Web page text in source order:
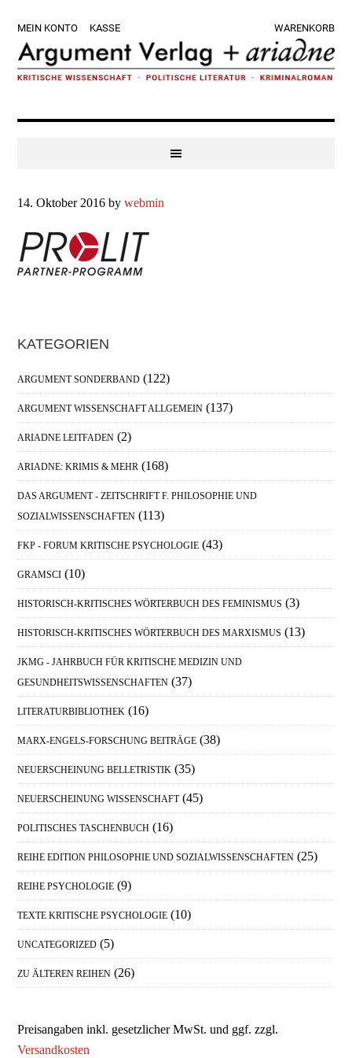
Hauptnavigation
springen
main
content
Hauptsidebar
springen
Fußzeile
springen
MEIN KONTO KASSE WARENKORB
14. Oktober 2016 bywebmin
Haupt-
Sidebar
KATEGORIEN
ARGUMENT SONDERBAND (122)
ARGUMENT WISSENSCHAFT ALLGEMEIN (137)
ARIADNE LEITFADEN (2)
ARIADNE: KRIMIS & MEHR (168)
DAS ARGUMENT - ZEITSCHRIFT F. PHILOSOPHIE UND
SOZIALWISSENSCHAFTEN (113)
FKP - FORUM KRITISCHE PSYCHOLOGIE (43)
GRAMSCI (10)
HISTORISCH-KRITISCHES WÖRTERBUCH DES FEMINISMUS (3)
HISTORISCH-KRITISCHES WÖRTERBUCH DES MARXISMUS (13)
JKMG - JAHRBUCH FÜR KRITISCHE MEDIZIN UND
GESUNDHEITSWISSENSCHAFTEN (37)
LITERATURBIBLIOTHEK (16)
MARX-ENGELS-FORSCHUNG BEITRÄGE (38)
NEUERSCHEINUNG BELLETRISTIK (35)
NEUERSCHEINUNG WISSENSCHAFT (45)
POLITISCHES TASCHENBUCH (16)
REIHE EDITION PHILOSOPHIE UND SOZIALWISSENSCHAFTEN (25)
REIHE PSYCHOLOGIE (9)
TEXTE KRITISCHE PSYCHOLOGIE (10)
UNCATEGORIZED (5)
ZU ÄLTEREN REIHEN (26)
Preisangaben inkl. gesetzlicher MwSt. und ggf. zzgl.
Versandkosten